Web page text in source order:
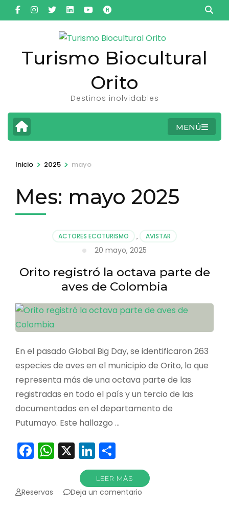
Saltar
al
(presionaTurismo Biocultural
Orito
Destinos inolvidables
MENÚ
Inicio > 2025 > mayo
Mes: mayo 2025
ACTORES ECOTURISMO , AVISTAR
20 mayo, 2025
Orito registró la octava parte de
aves de Colombia
En el pasado Global Big Day, se identificaron 263
especies de aves en el municipio de Orito, lo que
representa más de una octava parte de las
registradas en todo el país y un tercio de las
documentadas en el departamento de
Putumayo. Este hallazgo …
Facebook
WhatsApp
X LinkedIn
LEER MÁS
Reservas Deja un comentario